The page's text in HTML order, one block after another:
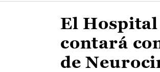
El Hospital
contará
de